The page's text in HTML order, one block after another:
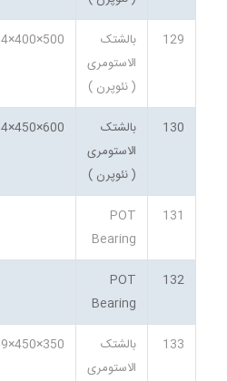
129
بالشتک
الاستومری
( نئوپرن )
500×400×84
130
بالشتک
الاستومری
( نئوپرن )
600×450×84
131
POT
Bearing
132
POT
Bearing
133
بالشتک
الاستومری
350×450×69